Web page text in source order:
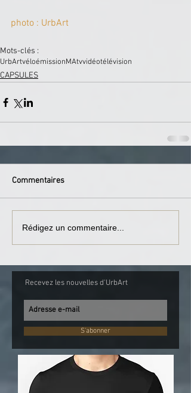
photo : UrbArt
Mots-clés :
UrbArtvéloémissionMAtvvidéotélévision
CAPSULES
Commentaires
Rédigez un commentaire...
Recevez les nouvelles d'UrbArt
S'abonner